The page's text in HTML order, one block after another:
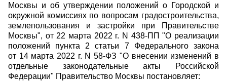
Москвы и об утверждении положений о Городской и
окружной комиссиях по вопросам градостроительства,
землепользования и застройки при Правительстве
Москвы", от 22 марта 2022 г. N 438-ПП "О реализации
положений пункта 2 статьи 7 Федерального закона
от 14 марта 2022 г. N 58-ФЗ "О внесении изменений в
отдельные законодательные акты Российской
Федерации" Правительство Москвы постановляет: